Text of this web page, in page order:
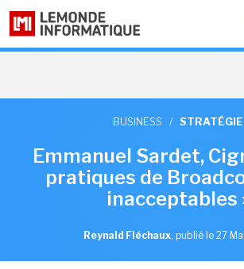
BUSINESS / STRATÉGIE
Emmanuel Sardet,
pratiques de
inacceptables
Reynald Fléchaux, publié le 27